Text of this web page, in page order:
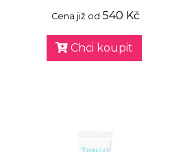
Cena již od 540 Kč
Chci koupit